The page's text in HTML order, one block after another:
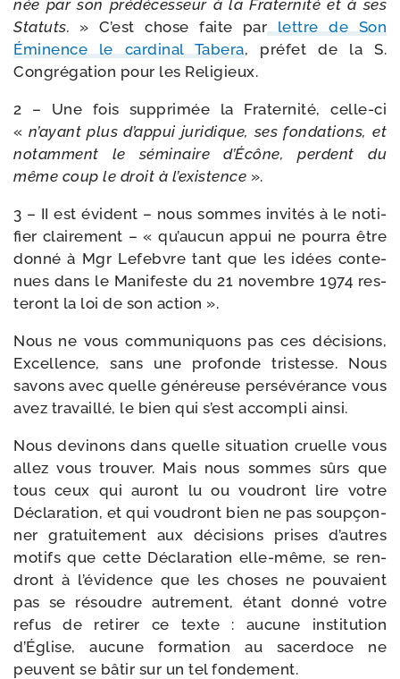
née par son pré­dé­ces­seur à la Fraternité et à ses
Statuts. » C’est chose faite parlettre de Son
Éminence le car­di­nal Tabera, pré­fet de la S.
Congrégation pour les Religieux.
2 – Une fois sup­pri­mée la Fraternité, celle-​ci
« n’ayant plus d’ap­pui juri­dique, ses fon­da­tions, et
notam­ment le sémi­naire d’Écône, perdent du
même coup le droit à l’exis­tence ».
3 – II est évident – nous sommes invi­tés à le noti­
fier clai­re­ment – « qu’au­cun appui ne pour­ra être
don­né à Mgr Lefebvre tant que les idées conte­
nues dans le Manifeste du 21 novembre 1974 res­
te­ront la loi de son action ».
Nous ne vous com­mu­ni­quons pas ces déci­sions,
Excellence, sans une pro­fonde tris­tesse. Nous
savons avec quelle géné­reuse per­sé­vé­rance vous
avez tra­vaillé, le bien qui s’est accom­pli ainsi.
Nous devi­nons dans quelle situa­tion cruelle vous
allez vous trou­ver. Mais nous sommes sûrs que
tous ceux qui auront lu ou vou­dront lire votre
Déclaration, et qui vou­dront bien ne pas soup­çon­
ner gra­tui­te­ment aux déci­sions prises d’autres
motifs que cette Déclaration elle-​même, se ren­
dront à l’é­vi­dence que les choses ne pou­vaient
pas se résoudre autre­ment, étant don­né votre
refus de reti­rer ce texte : aucune ins­ti­tu­tion
d’Église, aucune for­ma­tion au sacer­doce ne
peuvent se bâtir sur un tel fondement.